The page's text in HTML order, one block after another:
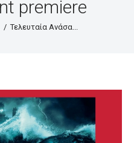
premiere
Τελευταία Ανάσα...